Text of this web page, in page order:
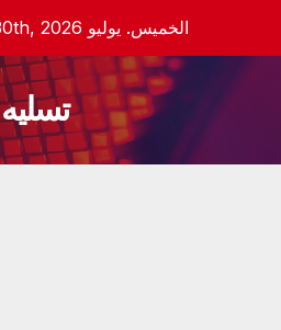
الخميس. يوليو 30th, 2026
تسليه